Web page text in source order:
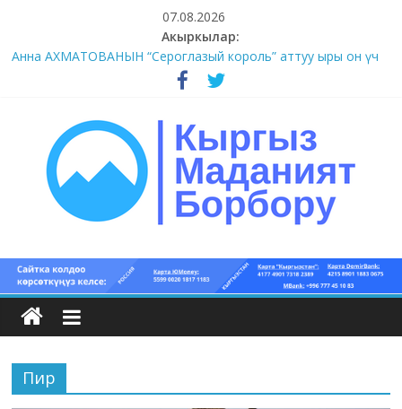
content
07.08.2026
Акыркылар:
Анна АХМАТОВАНЫН “Сероглазый король” аттуу ыры он үч
#9-10 (55 сөз сынагы)
#5-8 (55 сөз сынагы)
Кыргыз
маданият
борбору
Кыргыз
Пир